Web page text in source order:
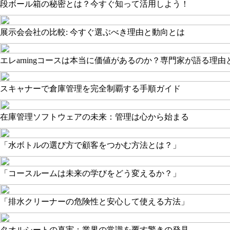
段ボール箱の秘密とは？今すぐ知って活用しよう！
展示会会社の比較: 今すぐ選ぶべき理由と動向とは
エレarningコースは本当に価値があるのか？専門家が語る理由
スキャナーで倉庫管理を完全制覇する手順ガイド
在庫管理ソフトウェアの未来：管理は心から始まる
「水ボトルの選び方で顧客をつかむ方法とは？」
「コースルームは未来の学びをどう変えるか？」
「排水クリーナーの危険性と安心して使える方法」